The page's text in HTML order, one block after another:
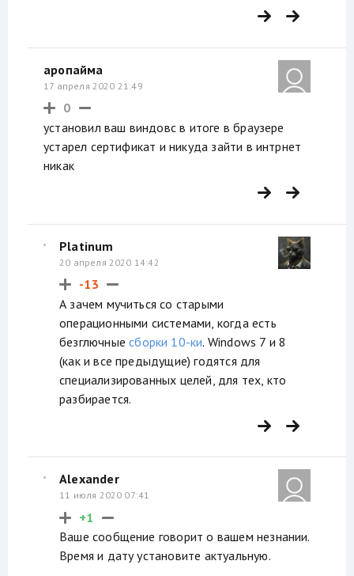
аропайма
17 апреля 2020 21:49
0
установил ваш виндовс в итоге в браузере
устарел сертификат и никуда зайти в интрнет
никак
Platinum
20 апреля 2020 14:42
-13
А зачем мучиться со старыми
операционными системами, когда есть
безглючныесборки 10-ки. Windows 7 и 8
(как и все предыдущие) годятся для
специализированных целей, для тех, кто
разбирается.
Alexander
11 июля 2020 07:41
+1
Ваше сообщение говорит о вашем незнании.
Время и дату установите актуальную.